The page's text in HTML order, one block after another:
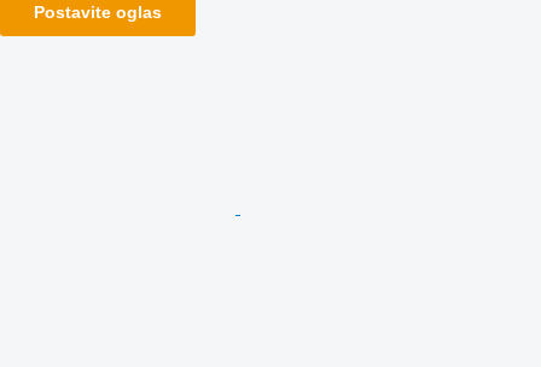
Postavite oglas